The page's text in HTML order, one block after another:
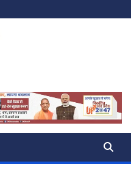
OF INDIA